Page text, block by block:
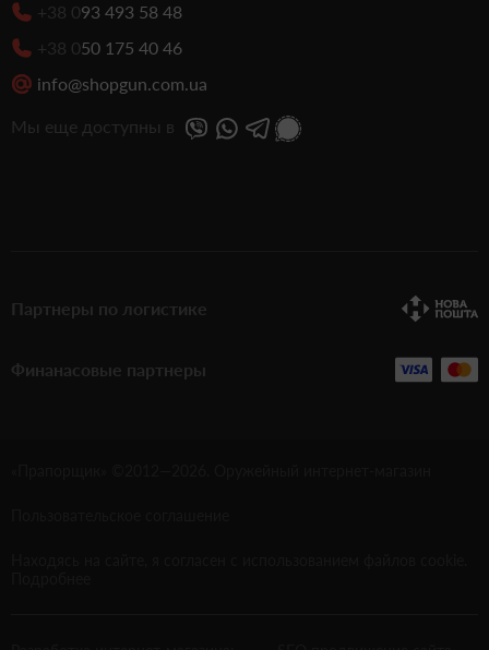
+38 093 493 58 48
+38 050 175 40 46
info@shopgun.com.ua
Мы еще доступны в
Партнеры по логистике
Финанасовые партнеры